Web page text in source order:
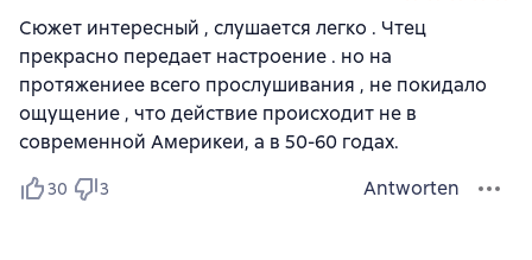
Сюжет интересный , слушается легко . Чтец
прекрасно передает настроение . но на
протяжениее всего прослушивания , не покидало
ощущение , что действие происходит не в
современной Америкеи, а в 50-60 годах.
30 3 Antworten